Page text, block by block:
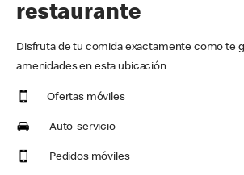
restaurante
Disfruta de tu comida exactamente como te
amenidades en esta ubicación
Ofertas móviles
Auto-servicio
Pedidos móviles